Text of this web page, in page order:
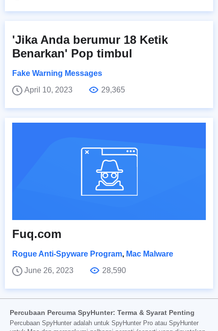
'Jika Anda berumur 18 Ketik
Benarkan' Pop timbul
Fake Warning Messages
April 10, 2023
29,365
Fuq.com
Rogue Anti-Spyware Program, Mac Malware
June 26, 2023
28,590
Percubaan Percuma SpyHunter: Terma & Syarat Penting
Percubaan SpyHunter adalah untuk SpyHunter Pro atau SpyHunter